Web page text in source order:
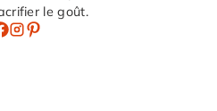
le goût.